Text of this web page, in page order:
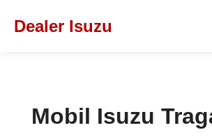
Dealer Isuzu
Mobil Isuzu